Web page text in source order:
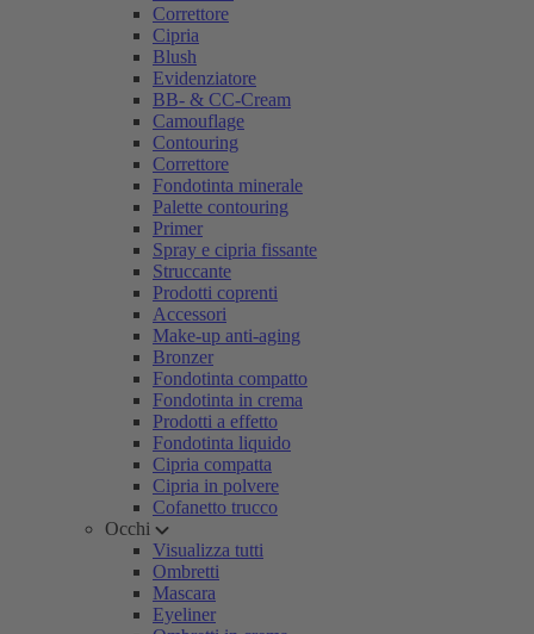
Correttore
Cipria
Blush
Evidenziatore
BB- & CC-Cream
Camouflage
Contouring
Correttore
Fondotinta minerale
Palette contouring
Primer
Spray e cipria fissante
Struccante
Prodotti coprenti
Accessori
Make-up anti-aging
Bronzer
Fondotinta compatto
Fondotinta in crema
Prodotti a effetto
Fondotinta liquido
Cipria compatta
Cipria in polvere
Cofanetto trucco
Occhi
Visualizza tutti
Ombretti
Mascara
Eyeliner